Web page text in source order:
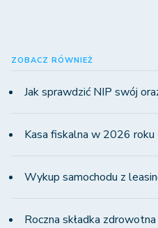
ZOBACZ RÓWNIEŻ
Jak sprawdzić NIP swój
Kasa fiskalna w 2026 roku
Wykup samochodu z
Roczna składka